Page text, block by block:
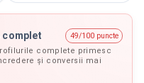
complet
49/100 puncte
complete primesc
și conversii mai